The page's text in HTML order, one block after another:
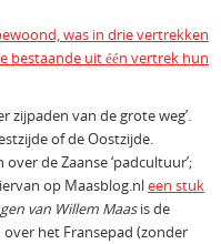
was in drie vertrekken
bestaande uit één vertrek hun
zijpaden van de grote weg’.
of de Oostzijde.
de Zaanse ‘padcultuur’;
op Maasblog.nleen stuk
van Willem Maasis de
het Fransepad (zonder